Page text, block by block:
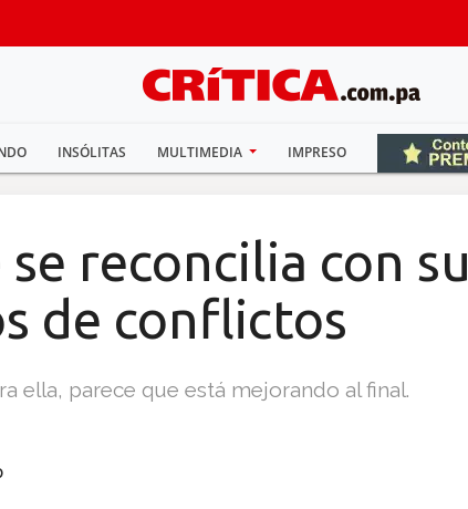
INSÓLITAS MULTIMEDIA IMPRESO
reconcilia con su
de conflictos
ella, parece que está mejorando al final.